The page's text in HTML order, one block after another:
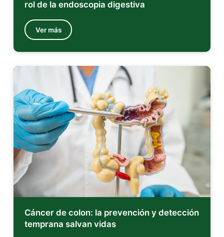
rol de la endoscopia digestiva
Ver más
Cáncer de colon: la prevención y detección
temprana salvan vidas